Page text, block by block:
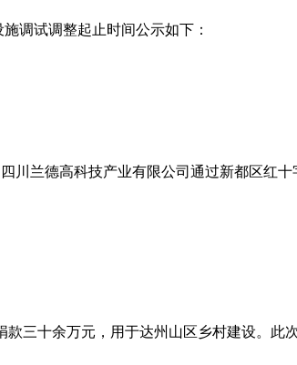
调试调整起止时间公示如下：
川兰德高科技产业有限公司通过新都区红
十余万元，用于达州山区乡村建设。此